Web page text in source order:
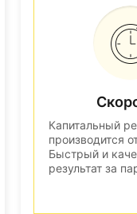
Капитальный
производится
Быстрый и
результат за